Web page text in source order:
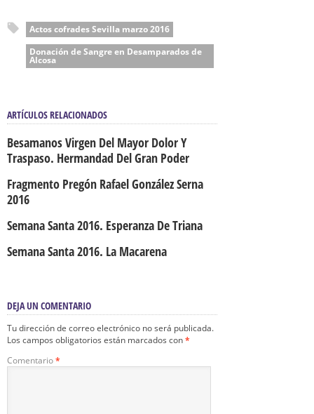
Actos cofrades Sevilla marzo 2016
Donación de Sangre en Desamparados de
Alcosa
ARTÍCULOS RELACIONADOS
Besamanos Virgen Del Mayor Dolor Y
Traspaso. Hermandad Del Gran Poder
Fragmento Pregón Rafael González Serna
2016
Semana Santa 2016. Esperanza De Triana
Semana Santa 2016. La Macarena
DEJA UN COMENTARIO
Tu dirección de correo electrónico no será publicada.
Los campos obligatorios están marcados con*
Comentario*